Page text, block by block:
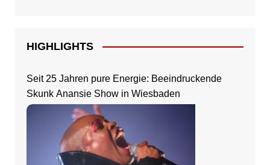
HIGHLIGHTS
Seit 25 Jahren pure Energie: Beeindruckende
Skunk Anansie Show in Wiesbaden